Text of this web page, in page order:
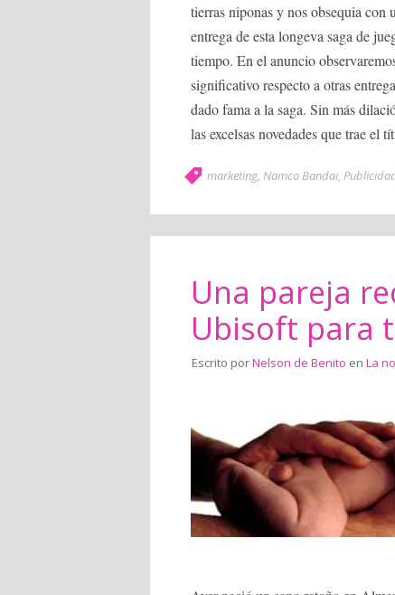
tierras niponas y nos obsequia con
entrega de esta longeva saga de
tiempo. En el anuncio
significativo respecto a otras
dado fama a la saga. Sin más
las excelsas novedades que trae el
marketing, Namco Bandai,
Una pareja
Ubisoft para
Escrito porNelson de Benito en La